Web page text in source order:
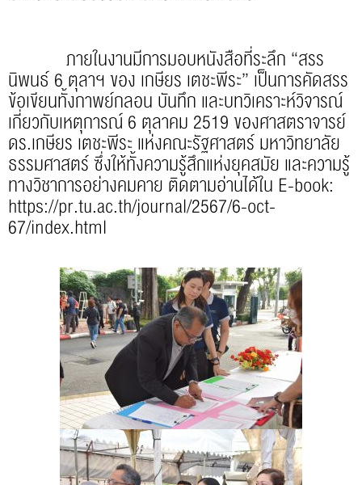
ภายในงานมีการมอบหนังสือที่ระลึก “สรร
นิพนธ์ 6 ตุลาฯ ของ เกษียร เตชะพีระ” เป็นการคัดสรร
ข้อเขียนทั้งกาพย์กลอน บันทึก และบทวิเคราะห์วิจารณ์
เกี่ยวกับเหตุการณ์ 6 ตุลาคม 2519 ของศาสตราจารย์
ดร.เกษียร เตชะพีระ แห่งคณะรัฐศาสตร์ มหาวิทยาลัย
ธรรมศาสตร์ ซึ่งให้ทั้งความรู้สึกแห่งยุคสมัย และความรู้
ทางวิชาการอย่างคมคาย ติดตามอ่านได้ใน E-book:
https://pr.tu.ac.th/journal/2567/6-oct-
67/index.html